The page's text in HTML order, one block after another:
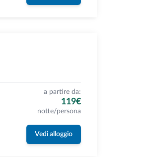
a partire da:
119€
notte/persona
Vedi alloggio